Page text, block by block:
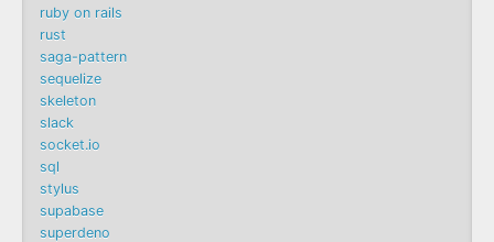
ruby on rails
rust
saga-pattern
sequelize
skeleton
slack
socket.io
sql
stylus
supabase
superdeno